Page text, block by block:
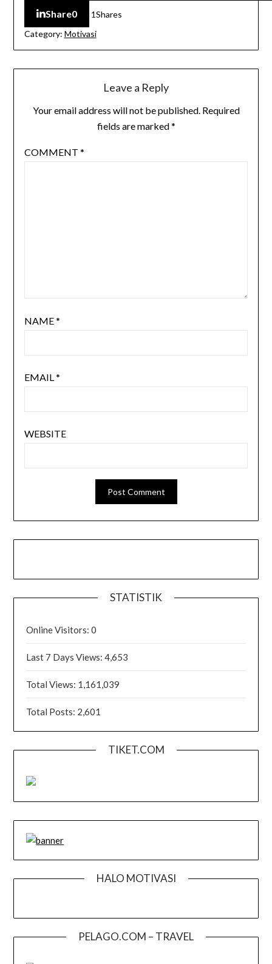
Share0 1Shares
Category: Motivasi
Leave a Reply
Your email address will not be published. Required
fields are marked*
COMMENT *
NAME*
EMAIL*
WEBSITE
STATISTIK
Online Visitors:0
Last 7 Days Views:4,653
Total Views: 1,161,039
Total Posts: 2,601
TIKET.COM
HALO MOTIVASI
PELAGO.COM – TRAVEL